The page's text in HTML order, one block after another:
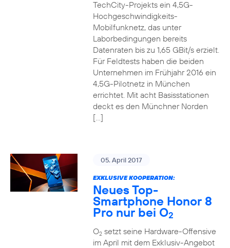
TechCity-Projekts ein 4,5G-
Hochgeschwindigkeits-
Mobilfunknetz, das unter
Laborbedingungen bereits
Datenraten bis zu 1,65 GBit/s erzielt.
Für Feldtests haben die beiden
Unternehmen im Frühjahr 2016 ein
4,5G-Pilotnetz in München
errichtet. Mit acht Basisstationen
deckt es den Münchner Norden
[…]
05. April 2017
EXKLUSIVE KOOPERATION:
Neues Top-
Smartphone Honor 8
Pro nur bei O2
O2setzt seine Hardware-Offensive
im April mit dem Exklusiv-Angebot